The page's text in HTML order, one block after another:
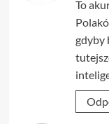
To
gdyby